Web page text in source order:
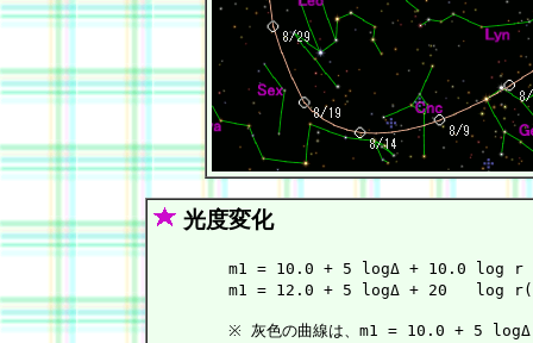
光度変化
m1 = 10.0 + 5 logΔ + 10.0 log r
m1 = 12.0 + 5 logΔ + 20   log